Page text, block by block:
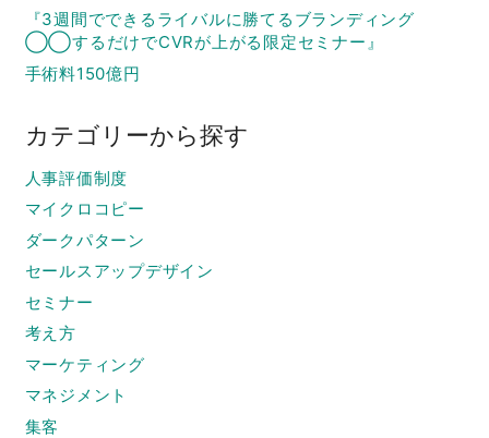
『3週間でできるライバルに勝てるブランディング
◯◯するだけでCVRが上がる限定セミナー』
手術料150億円
カテゴリーから探す
人事評価制度
マイクロコピー
ダークパターン
セールスアップデザイン
セミナー
考え方
マーケティング
マネジメント
集客